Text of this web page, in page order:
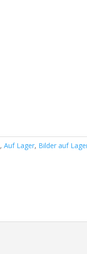
,Auf Lager, Bilder auf